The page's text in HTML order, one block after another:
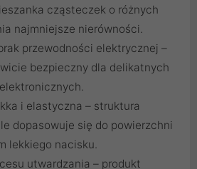
cząsteczek o różnych
najmniejsze nierówności.
przewodności elektrycznej –
bezpieczny dla delikatnych
i elastyczna – struktura
dopasowuje się do powierzchni
lekkiego nacisku.
utwardzania – produkt